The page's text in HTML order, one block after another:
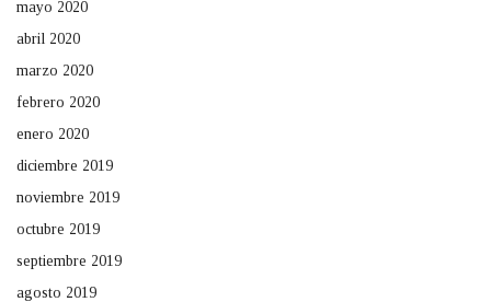
mayo 2020
abril 2020
marzo 2020
febrero 2020
enero 2020
diciembre 2019
noviembre 2019
octubre 2019
septiembre 2019
agosto 2019